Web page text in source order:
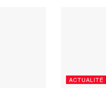
ACTUALITÉ